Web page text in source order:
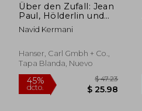
Über den Zufall: Jean
Paul, Hölderlin und
der Roman, den ich
schreibe
Navid Kermani
Hanser, Carl Gmbh + Co.,
Tapa Blanda, Nuevo